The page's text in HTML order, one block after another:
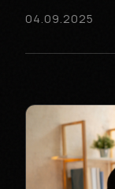
04.09.2025